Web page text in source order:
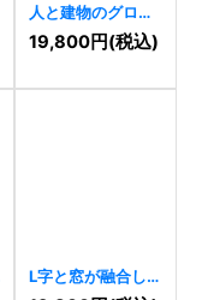
人と建物のグロー
バル成長ロゴ
11302 ]
19,800円(税込)
L字と窓が融合し